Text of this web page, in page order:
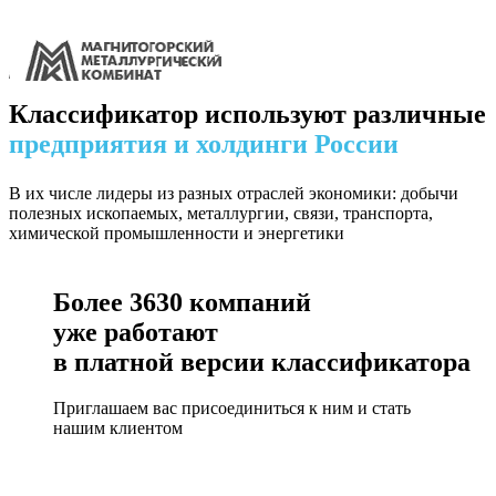
Классификатор используют различные
предприятия и холдинги России
В их числе лидеры из разных отраслей экономики: добычи
полезных ископаемых, металлургии, связи, транспорта,
химической промышленности и энергетики
Более 3630 компаний
уже работают
в платной версии классификатора
Приглашаем вас присоединиться к ним и стать
нашим клиентом